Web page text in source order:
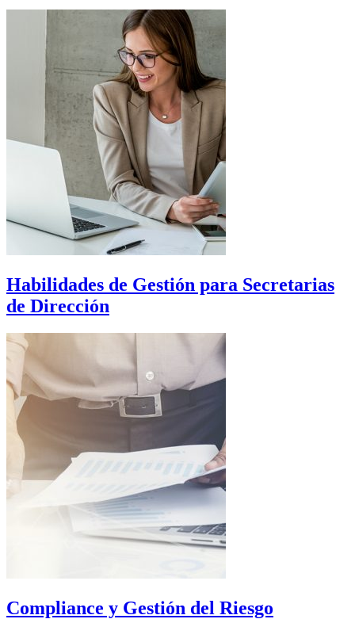
Habilidades de Gestión para Secretarias
de Dirección
Compliance y Gestión del Riesgo